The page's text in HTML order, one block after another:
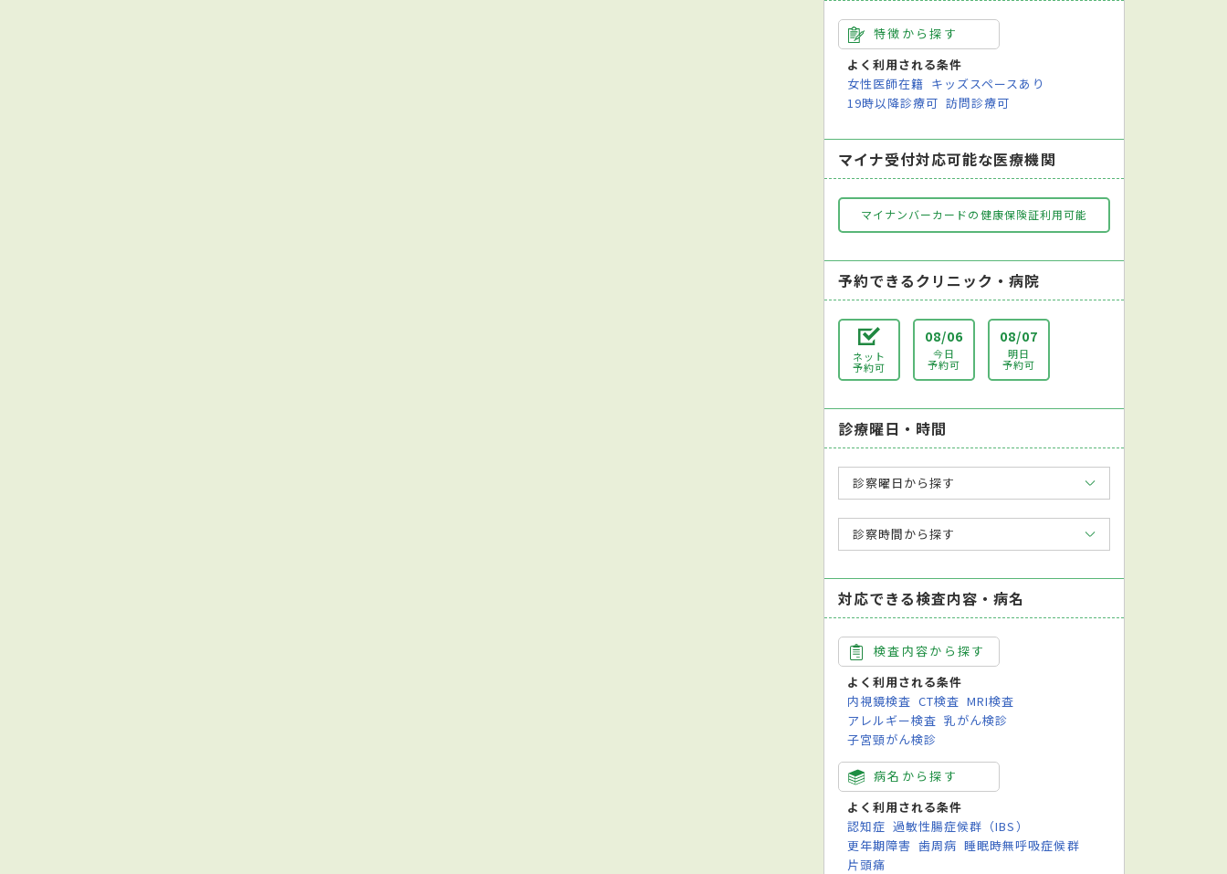
特徴から探す
よく利用される条件
女性医師在籍 キッズスペースあり
19時以降診療可 訪問診療可
マイナ受付対応可能な医療機関
マイナンバーカードの健康保険証利用可能
予約できるクリニック・病院
ネット
予約可
08/06
今日
予約可
08/07
明日
予約可
診療曜日・時間
診察曜日から探す
診察時間から探す
対応できる検査内容・病名
検査内容から探す
よく利用される条件
内視鏡検査 CT検査 MRI検査
アレルギー検査 乳がん検診
子宮頸がん検診
病名から探す
よく利用される条件
認知症 過敏性腸症候群（IBS）
更年期障害 歯周病 睡眠時無呼吸症候群
片頭痛